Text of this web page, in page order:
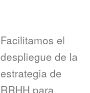
Facilitamos el
despliegue de la
estrategia de
RRHH para